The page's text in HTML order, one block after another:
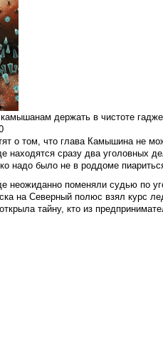
держать в чистоте
о том, что глава Камышина не
находятся сразу два уголовных
надо было не в роддоме
неожиданно поменяли судью по
на Северный полюс взял курс
тайну, кто из